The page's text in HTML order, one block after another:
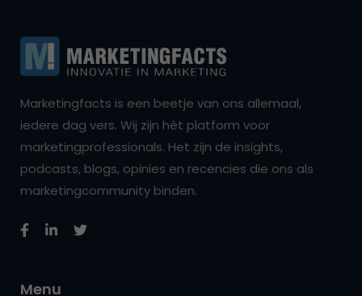
Marketingfacts is een beetje van ons allemaal,
iedere dag vers. Wij zijn hét platform voor
marketingprofessionals. Het zijn de insights,
podcasts, blogs, opinies en recencies die ons als
marketingcommunity binden.
Menu